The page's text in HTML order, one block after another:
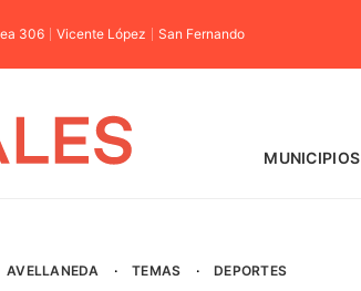
306 Vicente López San Fernando
MUNICIPIOS
AVELLANEDA · TEMAS · DEPORTES